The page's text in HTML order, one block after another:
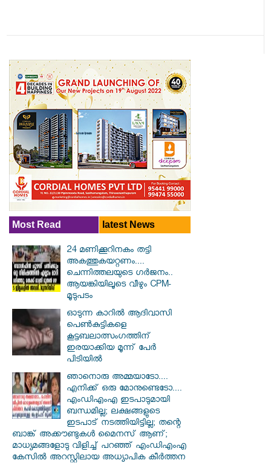
Most Read latest News
24 മണിക്കൂറിനകം തട്ടി
അകത്തുകയറ്റണം....
ചെന്നിത്തലയുടെ ഗർജനം..
ആയങ്കിയിലൂടെ വീഴും CPM-
മൂടുപടം
ഓടുന്ന കാറില്‍ ആദിവാസി
പെണ്‍കുട്ടികളെ
കൂട്ടബലാത്സംഗത്തിന്
ഇരയാക്കിയ മൂന്ന് പേര്‍
പിടിയില്‍
ഞാനൊരു അമ്മയാടോ....
എനിക്ക് ഒരു മോനുണ്ടെടോ....
എംഡിഎംഎ ഇടപാടുമായി
ബന്ധമില്ല; ലക്ഷങ്ങളുടെ
ഇടപാട് നടത്തിയിട്ടില്ല; തന്റെ
ബാങ്ക് അക്കൗണ്ടുകൾ മൈനസ് ആണ്;
മാധ്യമങ്ങളോടു വിളിച്ച് പറഞ്ഞ് എംഡിഎംഎ
കേസിൽ അറസ്റ്റിലായ അധ്യാപിക കീർത്തന